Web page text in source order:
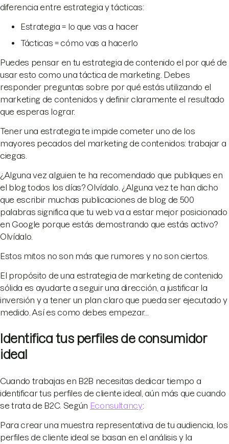
diferencia entre estrategia y tácticas:
Estrategia = lo que vas a hacer
Tácticas = cómo vas a hacerlo
Puedes pensar en tu estrategia de contenido el por qué de
usar esto como una táctica de marketing. Debes
responder preguntas sobre por qué estás utilizando el
marketing de contenidos y definir claramente el resultado
que esperas lograr.
Tener una estrategia te impide cometer uno de los
mayores pecados del marketing de contenidos: trabajar a
ciegas.
¿Alguna vez alguien te ha recomendado que publiques en
el blog todos los días? Olvídalo. ¿Alguna vez te han dicho
que escribir muchas publicaciones de blog de 500
palabras significa que tu web va a estar mejor posicionado
en Google porque estás demostrando que estás activo?
Olvídalo.
Estos mitos no son más que rumores y no son ciertos.
El propósito de una estrategia de marketing de contenido
sólida es ayudarte a seguir una dirección, a justificar la
inversión y a tener un plan claro que pueda ser ejecutado y
medido. Así es como debes empezar...
Identifica tus perfiles de consumidor
ideal
Cuando trabajas en B2B necesitas dedicar tiempo a
identificar tus perfiles de cliente ideal, aún más que cuando
se trata de B2C. Según Econsultancy:
Para crear una muestra representativa de tu audiencia, los
perfiles de cliente ideal se basan en el análisis y la